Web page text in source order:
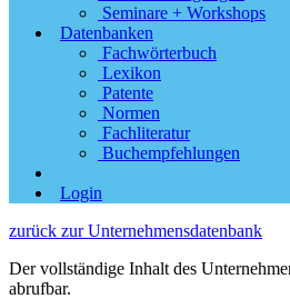
Seminare + Workshops
Datenbanken
Fachwörterbuch
Lexikon
Patente
Normen
Fachliteratur
Buchempfehlungen
Login
zurück zur Unternehmensdatenbank
Der vollständige Inhalt des
abrufbar.